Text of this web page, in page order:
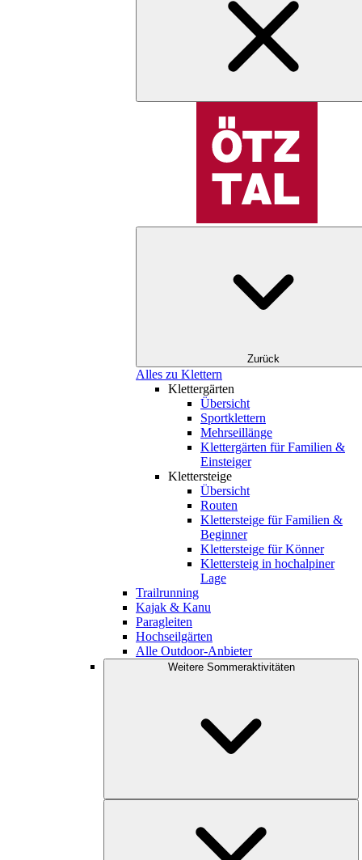
Zurück
Alles zu Klettern
Klettergärten
Übersicht
Sportklettern
Mehrseillänge
Klettergärten für Familien &
Einsteiger
Klettersteige
Übersicht
Routen
Klettersteige für Familien &
Beginner
Klettersteige für Könner
Klettersteig in hochalpiner
Lage
Trailrunning
Kajak & Kanu
Paragleiten
Hochseilgärten
Alle Outdoor-Anbieter
Weitere Sommeraktivitäten